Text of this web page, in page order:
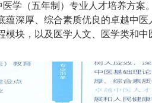
学（五年制）专业人才培养方案
深厚、综合素质优良的卓越中
块，以及医学人文、医学类和